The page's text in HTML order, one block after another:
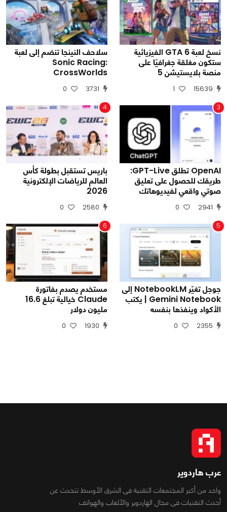
نسخ لعبة GTA 6 الفيزيائية
ستكون مغلقة جغرافيًا على
منصة بلايستيشن 5
15639
1
سلاحف النينجا تنضم إلى لعبة
Sonic Racing:
CrossWorlds
3731
0
3
OpenAI تطلق GPT-Live:
طريقك للحصول على تعليق
صوتي واقعي لفيديوهاتك
2941
0
4
باريس تستقبل بطولة كأس
العالم للرياضات الإلكترونية
2026
2580
0
5
جوجل تغيّر NotebookLM إلى
Gemini Notebook | يكتب
الأكواد وينفذها بنفسه
2355
0
6
مستخدم يصدم بفاتورة
Claude خيالية تبلغ 16.6
مليون دولار
1930
0
عرب هاردوير
واحد من أكبر المجتمعات التقنية فى الشرق الأوسط تتحدث عن
أحدث التقنيات فى مجال الهاردوير والألعاب والهواتف